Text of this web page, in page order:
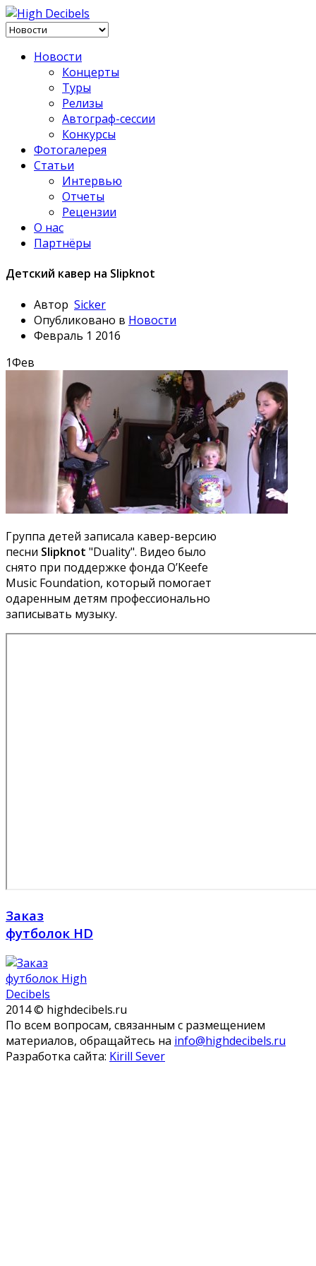
Новости
Концерты
Туры
Релизы
Автограф-сессии
Конкурсы
Фотогалерея
Статьи
Интервью
Отчеты
Рецензии
О нас
Партнёры
Детский кавер на Slipknot
Автор Sicker
Опубликовано в Новости
Февраль 1 2016
1Фев
Группа детей записала кавер-версию
песни Slipknot "Duality". Видео было
снято при поддержке фонда O’Keefe
Music Foundation, который помогает
одаренным детям профессионально
записывать музыку.
Заказ
футболок HD
2014 © highdecibels.ru
По всем вопросам, связанным с размещением
материалов, обращайтесь на info@highdecibels.ru
Разработка сайта: Kirill Sever